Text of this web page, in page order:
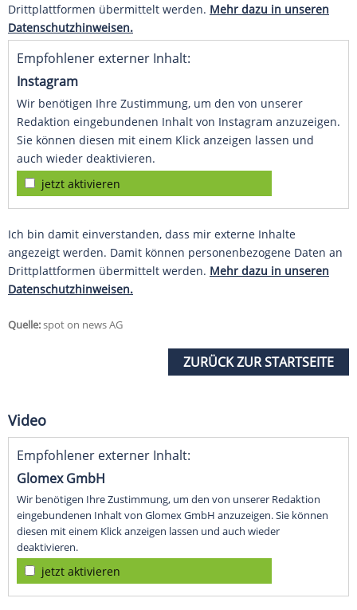
Drittplattformen übermittelt werden. Mehr dazu in unseren
Datenschutzhinweisen.
Empfohlener externer Inhalt:
Instagram
Wir benötigen Ihre Zustimmung, um den von unserer
Redaktion eingebundenen Inhalt von Instagram anzuzeigen.
Sie können diesen mit einem Klick anzeigen lassen und
auch wieder deaktivieren.
jetzt aktivieren
Ich bin damit einverstanden, dass mir externe Inhalte
angezeigt werden. Damit können personenbezogene Daten an
Drittplattformen übermittelt werden. Mehr dazu in unseren
Datenschutzhinweisen.
Quelle:spot on news AG
ZURÜCK ZUR STARTSEITE
Video
Empfohlener externer Inhalt:
Glomex GmbH
Wir benötigen Ihre Zustimmung, um den von unserer Redaktion
eingebundenen Inhalt von Glomex GmbH anzuzeigen. Sie können
diesen mit einem Klick anzeigen lassen und auch wieder
deaktivieren.
jetzt aktivieren